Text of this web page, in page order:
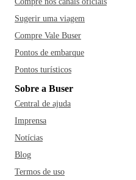
Sugerir uma viagem
Compre Vale Buser
Pontos de embarque
Pontos turísticos
Sobre a Buser
Central de ajuda
Imprensa
Notícias
Blog
Termos de uso